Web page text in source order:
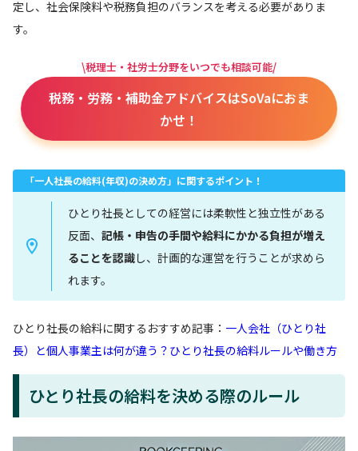
定し、社会保険料や税務負担のバランスを考える必要がありま
す。
\税理士・社労士分野をいつでも相談可能/
税務・労務・補助金アドバイスはSoVaにおま
かせ！
「一人社長の給料(年収)の決め方」に関するポイント！
ひとり社長としての経営には柔軟性と独立性がある
反面、 記帳・申告の手間や給料にかかる負担が増え
ることを認識し、計画的な運営を行うことが求めら
れます。
ひとり社長の給料に関するおすすめ記事： 一人会社（ひとり社
長）と個人事業主は何が違う？ひとり社長の給料ルールや働き方
ひとり社長の給料を決める際のルール